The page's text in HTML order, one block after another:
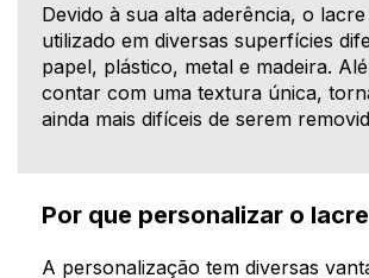
Devido à sua alta aderência, o
utilizado em diversas superfícies
papel, plástico, metal e madeira.
contar com uma textura única,
ainda mais difíceis de serem
Por que personalizar o
A personalização tem diversas